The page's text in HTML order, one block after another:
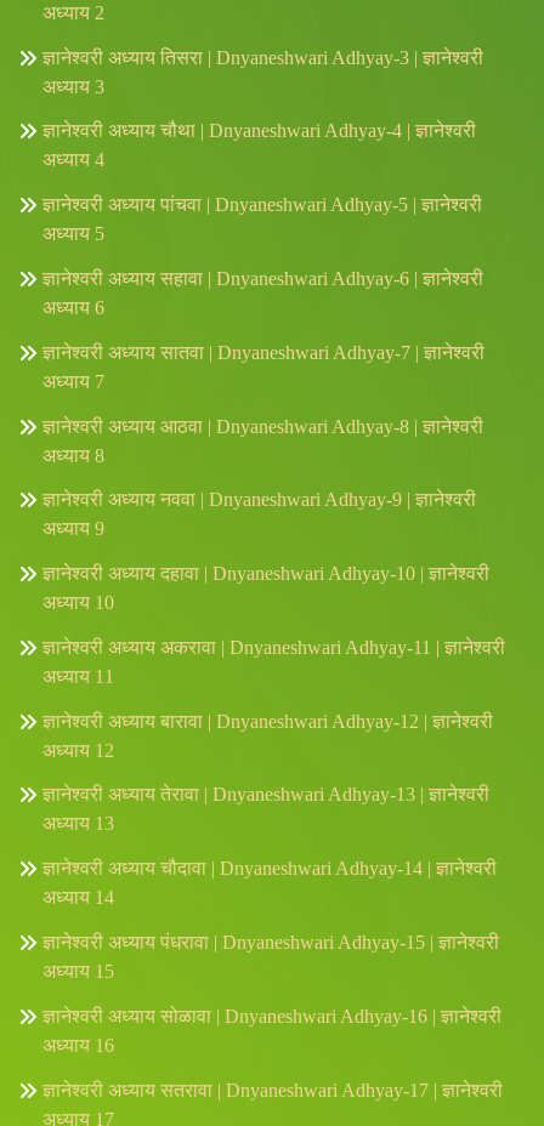
अध्याय 2
ज्ञानेश्वरी अध्याय तिसरा | Dnyaneshwari Adhyay-3 | ज्ञानेश्वरी
अध्याय 3
ज्ञानेश्वरी अध्याय चौथा | Dnyaneshwari Adhyay-4 | ज्ञानेश्वरी
अध्याय 4
ज्ञानेश्वरी अध्याय पांचवा | Dnyaneshwari Adhyay-5 | ज्ञानेश्वरी
अध्याय 5
ज्ञानेश्वरी अध्याय सहावा | Dnyaneshwari Adhyay-6 | ज्ञानेश्वरी
अध्याय 6
ज्ञानेश्वरी अध्याय सातवा | Dnyaneshwari Adhyay-7 | ज्ञानेश्वरी
अध्याय 7
ज्ञानेश्वरी अध्याय आठवा | Dnyaneshwari Adhyay-8 | ज्ञानेश्वरी
अध्याय 8
ज्ञानेश्वरी अध्याय नववा | Dnyaneshwari Adhyay-9 | ज्ञानेश्वरी
अध्याय 9
ज्ञानेश्वरी अध्याय दहावा | Dnyaneshwari Adhyay-10 | ज्ञानेश्वरी
अध्याय 10
ज्ञानेश्वरी अध्याय अकरावा | Dnyaneshwari Adhyay-11 | ज्ञानेश्वरी
अध्याय 11
ज्ञानेश्वरी अध्याय बारावा | Dnyaneshwari Adhyay-12 | ज्ञानेश्वरी
अध्याय 12
ज्ञानेश्वरी अध्याय तेरावा | Dnyaneshwari Adhyay-13 | ज्ञानेश्वरी
अध्याय 13
ज्ञानेश्वरी अध्याय चौदावा | Dnyaneshwari Adhyay-14 | ज्ञानेश्वरी
अध्याय 14
ज्ञानेश्वरी अध्याय पंधरावा | Dnyaneshwari Adhyay-15 | ज्ञानेश्वरी
अध्याय 15
ज्ञानेश्वरी अध्याय सोळावा | Dnyaneshwari Adhyay-16 | ज्ञानेश्वरी
अध्याय 16
ज्ञानेश्वरी अध्याय सतरावा | Dnyaneshwari Adhyay-17 | ज्ञानेश्वरी
अध्याय 17